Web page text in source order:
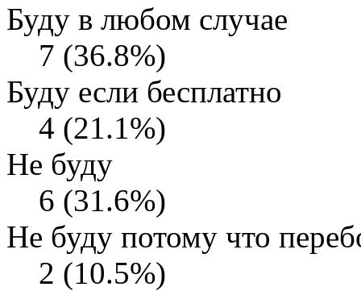
Буду в любом случае
7 (36.8%)
Буду если бесплатно
4 (21.1%)
Не буду
6 (31.6%)
Не буду потому что
2 (10.5%)